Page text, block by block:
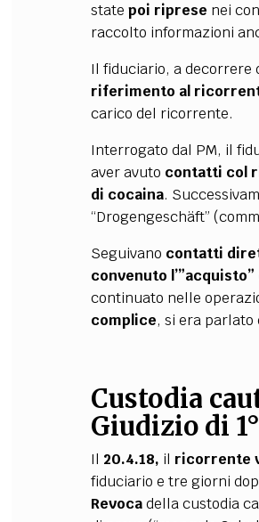
state poi riprese nei
raccolto informazioni
Il fiduciario, a decorrere
riferimento al
carico del ricorrente.
Interrogato dal PM, il
aver avuto contatti col
di cocaina.
“Drogengeschäft”
Seguivano contatti
convenuto
continuato nelle
complice, si era parlato
Custodia
Giudizio di
Il 20.4.18, il ricorrente
fiduciario e tre giorni
Revocadella custodia